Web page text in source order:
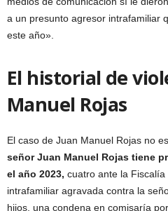
a un presunto agresor intrafamiliar
este año».
El historial de
Manuel Rojas
El caso de Juan Manuel Rojas no
señor Juan Manuel Rojas tiene
el año 2023, cuatro ante la
intrafamiliar agravada contra la
hijos, una condena en comisaría